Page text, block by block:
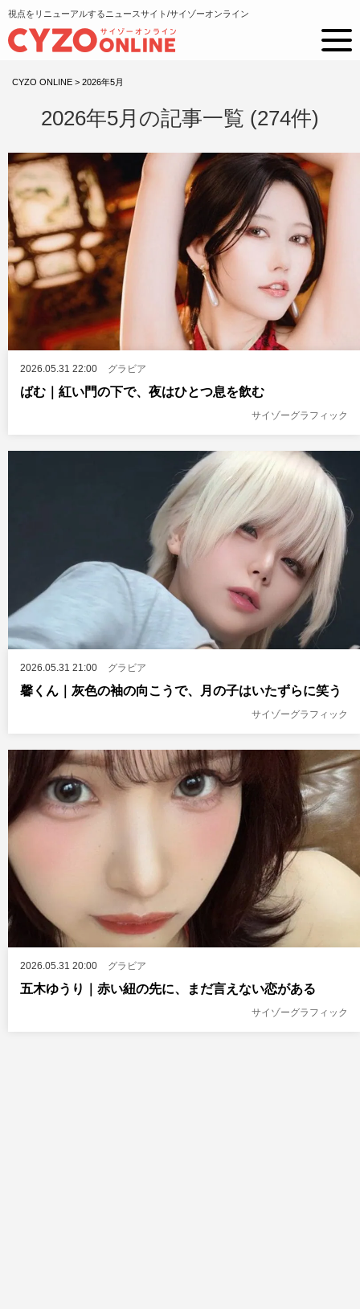
視点をリニューアルするニュースサイト/サイゾーオンライン
CYZO ONLINE > 2026年5月
2026年5月の記事一覧 (274件)
2026.05.31 22:00 グラビア
ばむ｜紅い門の下で、夜はひとつ息を飲む
サイゾーグラフィック
2026.05.31 21:00 グラビア
馨くん｜灰色の袖の向こうで、月の子はいたずらに笑う
サイゾーグラフィック
2026.05.31 20:00 グラビア
五木ゆうり｜赤い紐の先に、まだ言えない恋がある
サイゾーグラフィック